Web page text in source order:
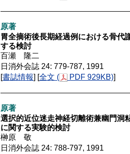
原著
胃全摘術後長期経過例における骨代
する検討
百瀬 隆二
日消外会誌 24: 779-787, 1991
[書誌情報] [全文 ( PDF 929KB)]
原著
選択的近位迷走神経切離術兼幽門洞
に関する実験的検討
榊原 敬
日消外会誌 24: 788-797, 1991